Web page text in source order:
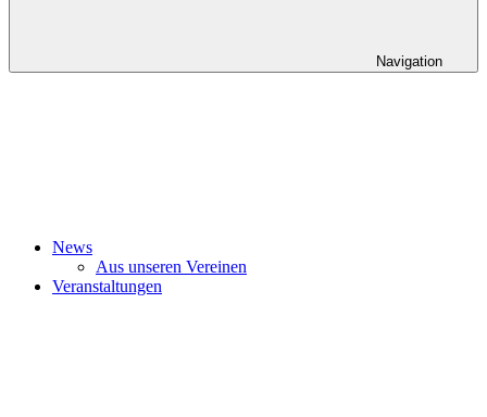
Navigation
News
Aus unseren Vereinen
Veranstaltungen